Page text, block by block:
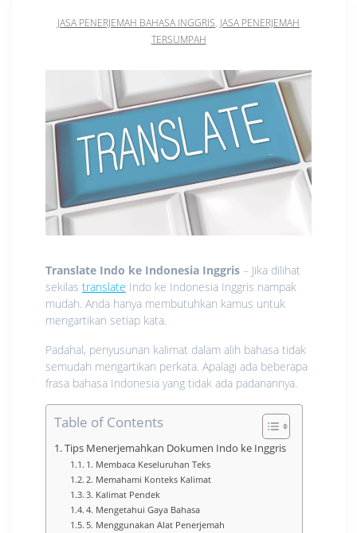
JASA PENERJEMAH BAHASA INGGRIS, JASA PENERJEMAH
TERSUMPAH
Translate Indo ke Indonesia Inggris – Jika dilihat
sekilas translate Indo ke Indonesia Inggris nampak
mudah. Anda hanya membutuhkan kamus untuk
mengartikan setiap kata.
Padahal, penyusunan kalimat dalam alih bahasa tidak
semudah mengartikan perkata. Apalagi ada beberapa
frasa bahasa Indonesia yang tidak ada padanannya.
Table of Contents
Tips Menerjemahkan Dokumen Indo ke Inggris
1. Membaca Keseluruhan Teks
2. Memahami Konteks Kalimat
3. Kalimat Pendek
4. Mengetahui Gaya Bahasa
5. Menggunakan Alat Penerjemah